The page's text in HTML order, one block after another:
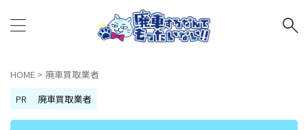
HOME > 廃車買取業者
PR
廃車買取業者